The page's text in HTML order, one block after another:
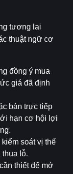
tương lai
thuật ngữ cơ
đồng ý mua
giá đã định
bán trực tiếp
hạn cơ hội lợi
soát vị thế
lỗ.
thiết để mở